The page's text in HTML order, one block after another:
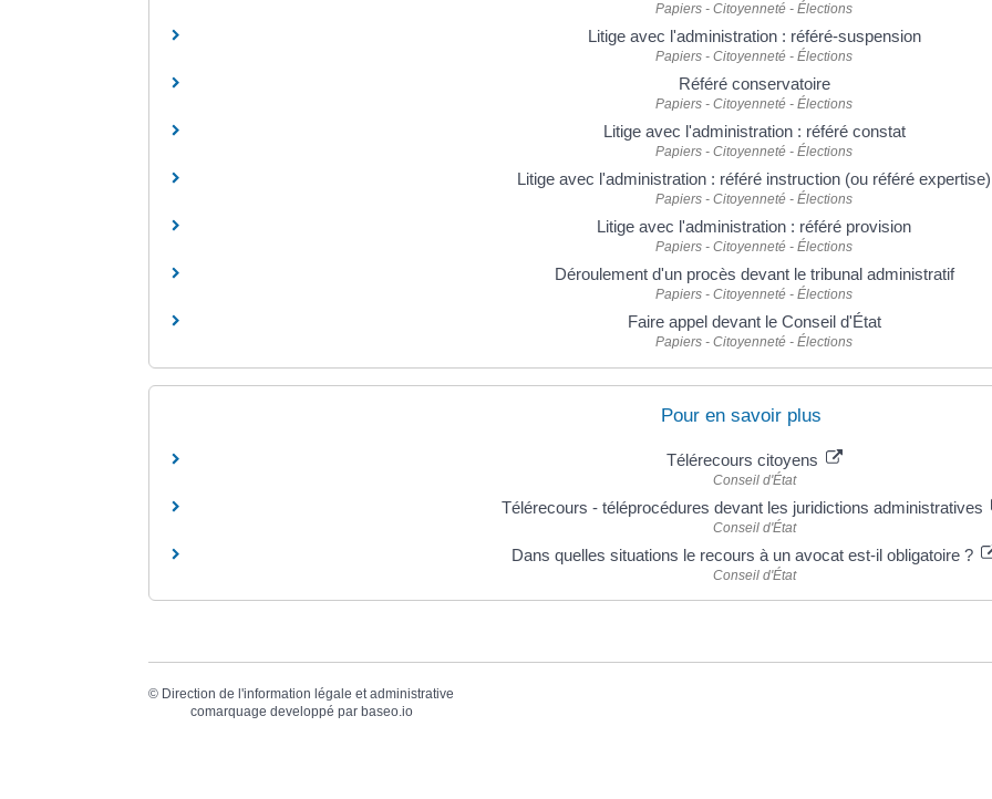
Papiers - Citoyenneté - Élections
Litige avec l'administration : référé-suspension
Papiers - Citoyenneté - Élections
Référé conservatoire
Papiers - Citoyenneté - Élections
Litige avec l'administration : référé constat
Papiers - Citoyenneté - Élections
Litige avec l'administration : référé instruction (ou référé expertise)
Papiers - Citoyenneté - Élections
Litige avec l'administration : référé provision
Papiers - Citoyenneté - Élections
Déroulement d'un procès devant le tribunal administratif
Papiers - Citoyenneté - Élections
Faire appel devant le Conseil d'État
Papiers - Citoyenneté - Élections
Pour en savoir plus
Télérecours citoyens
Conseil d'État
Télérecours - téléprocédures devant les juridictions administratives
Conseil d'État
Dans quelles situations le recours à un avocat est-il obligatoire ?
Conseil d'État
© Direction de l'information légale et administrative
comarquage developpé par baseo.io